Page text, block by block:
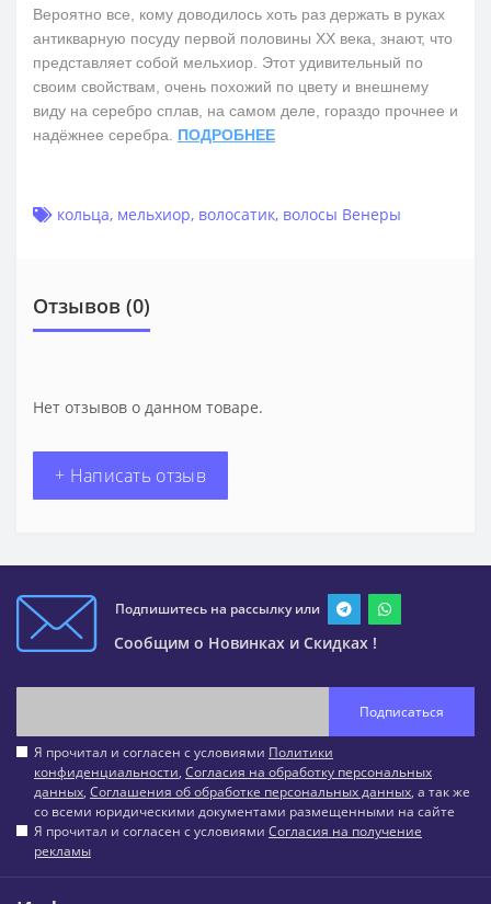
Вероятно все, кому доводилось хоть раз держать в руках
антикварную посуду первой половины ХХ века, знают, что
представляет собой мельхиор. Этот удивительный по
своим свойствам, очень похожий по цвету и внешнему
виду на серебро сплав, на самом деле, гораздо прочнее и
надёжнее серебра. ПОДРОБНЕЕ
кольца, мельхиор, волосатик, волосы Венеры
Отзывов (0)
Нет отзывов о данном товаре.
+ Написать отзыв
Подпишитесь на рассылку или
Сообщим о Новинках и Скидках !
Подписаться
Я прочитал и согласен с условиями Политики
конфиденциальности, Согласия на обработку персональных
данных, Соглашения об обработке персональных данных, а так же
со всеми юридическими документами размещенными на сайте
Я прочитал и согласен с условиями Согласия на получение
рекламы